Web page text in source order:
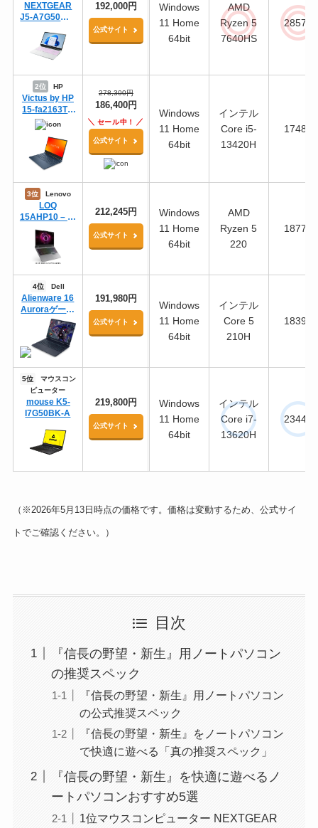
NEXTGEAR
J5-A7G50WT-
192,000円
公式サイト
Windows
11 Home
64bit
AMD
Ryzen 5
7640HS
28577
2位 HP
Victus by HP
15-fa2163TX
スタンダード
プラスモデル
G2
278,300円
186,400円
セール中！
公式サイト
Windows
11 Home
64bit
インテル
Core i5-
13420H
17488
3位 Lenovo
LOQ
15AHP10 – ル
ナグレー
212,245円
公式サイト
Windows
11 Home
64bit
AMD
Ryzen 5
220
18778
4位 Dell
Alienware 16
Auroraゲーミ
ング ノートパ
ソコン
191,980円
公式サイト
Windows
11 Home
64bit
インテル
Core 5
210H
18393
5位
マウスコン
ピューター
mouse K5-
I7G50BK-A
219,800円
公式サイト
Windows
11 Home
64bit
インテル
Core i7-
13620H
23443
（※2026年5月13日時点の価格です。価格は変動するため、公式サイ
トでご確認ください。）
目次
『信長の野望・新生』用ノートパソコン
の推奨スペック
『信長の野望・新生』用ノートパソコン
の公式推奨スペック
『信長の野望・新生』をノートパソコン
で快適に遊べる「真の推奨スペック」
『信長の野望・新生』を快適に遊べるノ
ートパソコンおすすめ5選
1位マウスコンピューター NEXTGEAR